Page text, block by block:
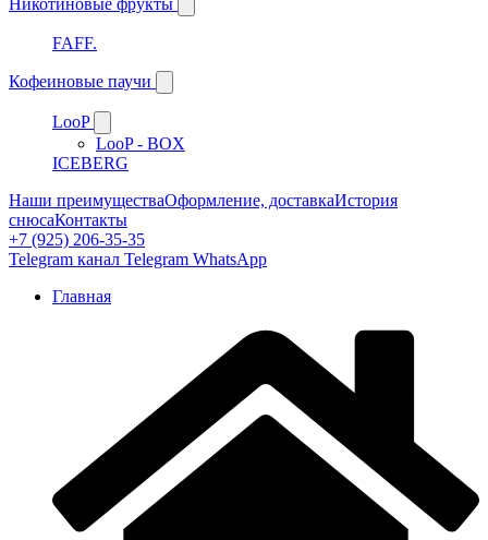
FAFF.
Кофеиновые паучи
LooP
LooP - BOX
ICEBERG
Наши преимуществаОформление, доставкаИстория
снюсаКонтакты
+7 (925) 206-35-35
Telegram канал Telegram WhatsApp
Главная